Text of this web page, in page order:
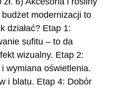
modernizacji to
działać? Etap 1:
sufitu – to da
wizualny. Etap 2:
wymiana oświetlenia.
i blatu. Etap 4: Dobór